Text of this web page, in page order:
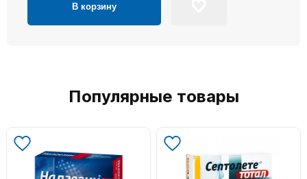
В корзину
Популярные товары